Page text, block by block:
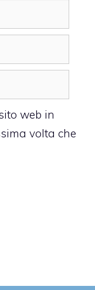
web in
volta che